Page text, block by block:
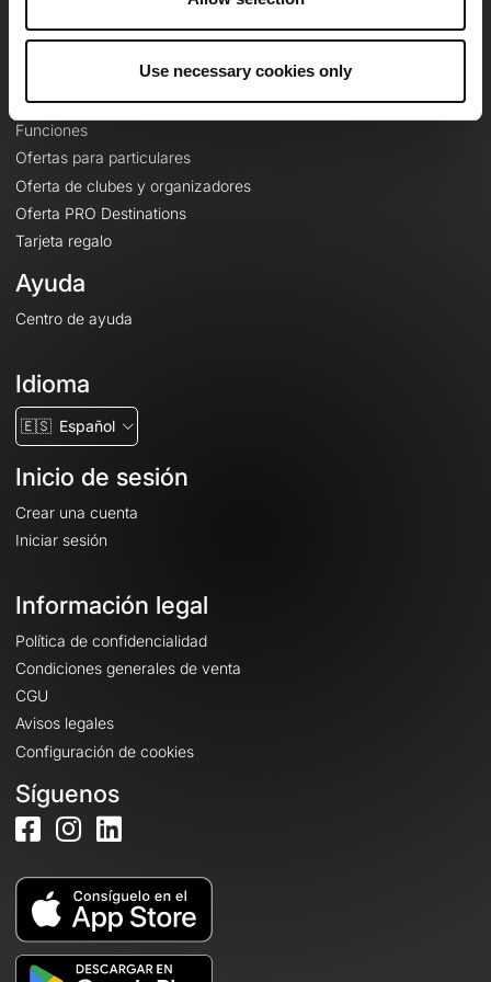
Use necessary cookies only
Le Mag'
Mapas base topográficos
Funciones
Ofertas para particulares
Oferta de clubes y organizadores
Oferta PRO Destinations
Tarjeta regalo
Ayuda
Centro de ayuda
Idioma
🇪🇸 Español
Inicio de sesión
Crear una cuenta
Iniciar sesión
Información legal
Política de confidencialidad
Condiciones generales de venta
CGU
Avisos legales
Configuración de cookies
Síguenos